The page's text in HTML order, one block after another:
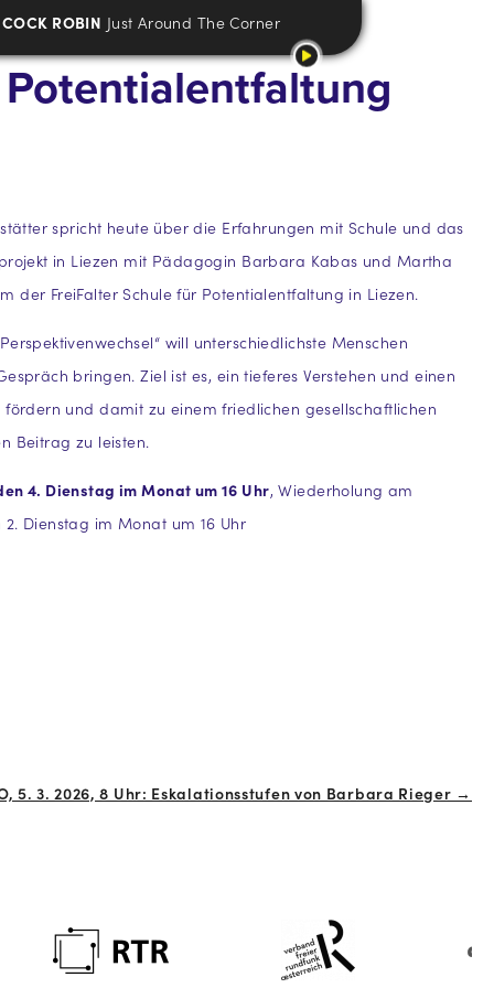
COCK ROBIN Just Around The Corner
spricht heute über die Erfahrungen mit Schule und das
in Liezen mit Pädagogin Barbara Kabas und Martha
der FreiFalter Schule für Potentialentfaltung in Liezen.
will unterschiedlichste Menschen
bringen. Ziel ist es, ein tieferes Verstehen und einen
und damit zu einem friedlichen gesellschaftlichen
Beitrag zu leisten.
4. Dienstag im Monat um 16 Uhr, Wiederholung am
Dienstag im Monat um 16 Uhr
5. 3. 2026, 8 Uhr: Eskalationsstufen von Barbara Rieger →